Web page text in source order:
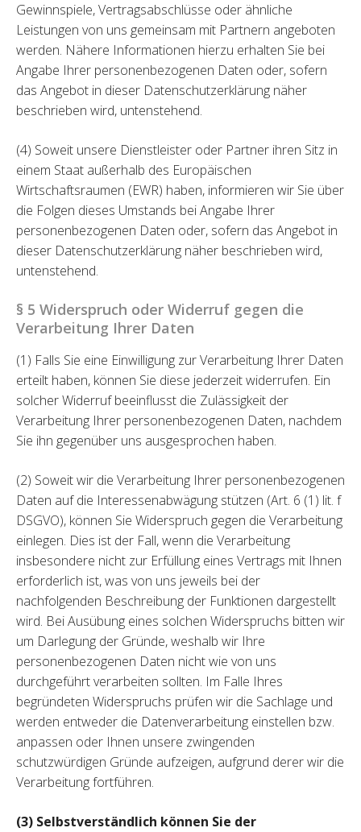
Gewinnspiele, Vertragsabschlüsse oder ähnliche
Leistungen von uns gemeinsam mit Partnern angeboten
werden. Nähere Informationen hierzu erhalten Sie bei
Angabe Ihrer personenbezogenen Daten oder, sofern
das Angebot in dieser Datenschutzerklärung näher
beschrieben wird, untenstehend.
(4) Soweit unsere Dienstleister oder Partner ihren Sitz in
einem Staat außerhalb des Europäischen
Wirtschaftsraumen (EWR) haben, informieren wir Sie über
die Folgen dieses Umstands bei Angabe Ihrer
personenbezogenen Daten oder, sofern das Angebot in
dieser Datenschutzerklärung näher beschrieben wird,
untenstehend.
§ 5 Widerspruch oder Widerruf gegen die
Verarbeitung Ihrer Daten
(1) Falls Sie eine Einwilligung zur Verarbeitung Ihrer Daten
erteilt haben, können Sie diese jederzeit widerrufen. Ein
solcher Widerruf beeinflusst die Zulässigkeit der
Verarbeitung Ihrer personenbezogenen Daten, nachdem
Sie ihn gegenüber uns ausgesprochen haben.
(2) Soweit wir die Verarbeitung Ihrer personenbezogenen
Daten auf die Interessenabwägung stützen (Art. 6 (1) lit. f
DSGVO), können Sie Widerspruch gegen die Verarbeitung
einlegen. Dies ist der Fall, wenn die Verarbeitung
insbesondere nicht zur Erfüllung eines Vertrags mit Ihnen
erforderlich ist, was von uns jeweils bei der
nachfolgenden Beschreibung der Funktionen dargestellt
wird. Bei Ausübung eines solchen Widerspruchs bitten wir
um Darlegung der Gründe, weshalb wir Ihre
personenbezogenen Daten nicht wie von uns
durchgeführt verarbeiten sollten. Im Falle Ihres
begründeten Widerspruchs prüfen wir die Sachlage und
werden entweder die Datenverarbeitung einstellen bzw.
anpassen oder Ihnen unsere zwingenden
schutzwürdigen Gründe aufzeigen, aufgrund derer wir die
Verarbeitung fortführen.
(3) Selbstverständlich können Sie der